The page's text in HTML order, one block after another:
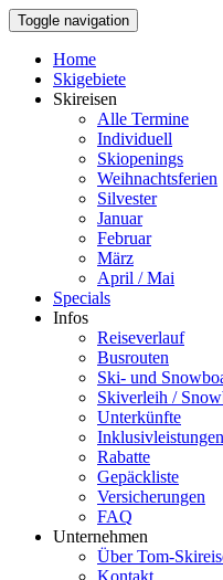
Toggle navigation
Home
Skigebiete
Skireisen
Alle Termine
Individuell
Skiopenings
Weihnachtsferien
Silvester
Januar
Februar
März
April / Mai
Specials
Infos
Reiseverlauf
Busrouten
Ski- und
Skiverleih /
Unterkünfte
Inklusivleistungen
Rabatte
Gepäckliste
Versicherungen
FAQ
Unternehmen
Über Tom-
Kontakt